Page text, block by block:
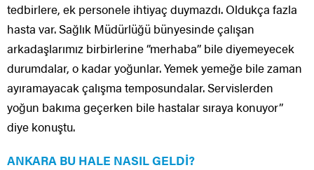
tedbirlere, ek personele ihtiyaç duymazdı. Oldukça fazla
hasta var. Sağlık Müdürlüğü bünyesinde çalışan
arkadaşlarımız birbirlerine ‘’merhaba’’ bile diyemeyecek
durumdalar, o kadar yoğunlar. Yemek yemeğe bile zaman
ayıramayacak çalışma temposundalar. Servislerden
yoğun bakıma geçerken bile hastalar sıraya konuyor”
diye konuştu.
ANKARA BU HALE NASIL GELDİ?